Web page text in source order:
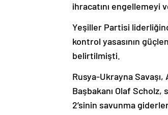
ihracatını engellemeyi
Yeşiller Partisi
kontrol yasasının
belirtilmişti.
Rusya-Ukrayna
Başbakanı Olaf Scholz,
2’sinin savunma